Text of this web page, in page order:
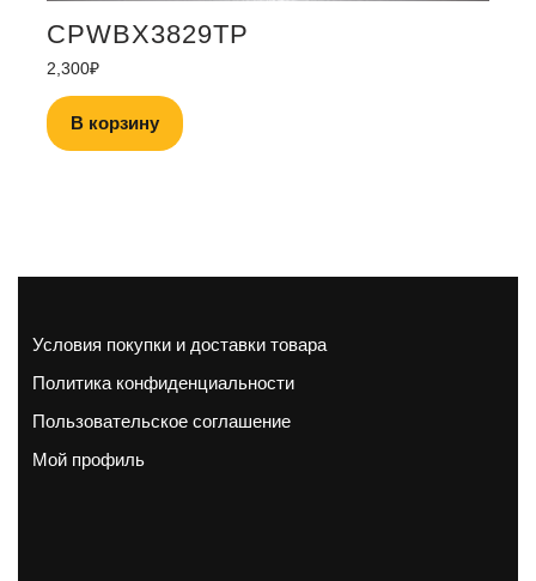
CPWBX3829TP
2,300₽
В корзину
Условия покупки и доставки товара
Политика конфиденциальности
Пользовательское соглашение
Мой профиль